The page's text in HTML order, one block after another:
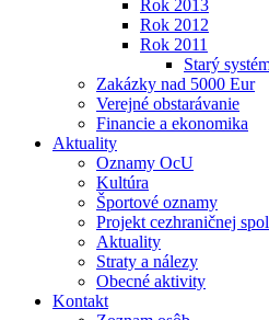
Rok 2013
Rok 2012
Rok 2011
Starý
Zakázky nad 5000 Eur
Verejné obstarávanie
Financie a ekonomika
Aktuality
Oznamy OcU
Kultúra
Športové oznamy
Projekt cezhraničnej
Aktuality
Straty a nálezy
Obecné aktivity
Kontakt